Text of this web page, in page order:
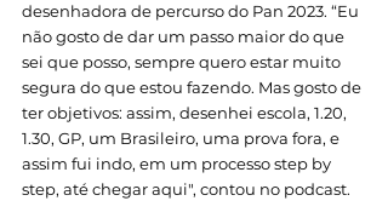
desenhadora de percurso do Pan 2023. “Eu
não gosto de dar um passo maior do que
sei que posso, sempre quero estar muito
segura do que estou fazendo. Mas gosto de
ter objetivos: assim, desenhei escola, 1.20,
1.30, GP, um Brasileiro, uma prova fora, e
assim fui indo, em um processo step by
step, até chegar aqui", contou no podcast.